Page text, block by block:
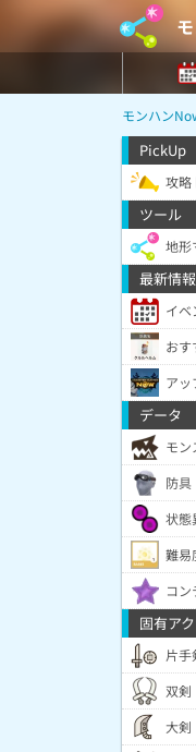
モンハン
PickUp
攻略
ツール
地形
最新情報
イベ
おす
アッ
データ
モン
防具
状態
難易
コ
固有ア
片手
双剣
大剣